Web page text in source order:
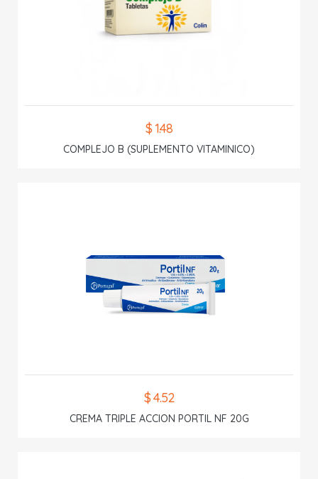
$ 1.48
COMPLEJO B (SUPLEMENTO VITAMINICO)
$ 4.52
CREMA TRIPLE ACCION PORTIL NF 20G